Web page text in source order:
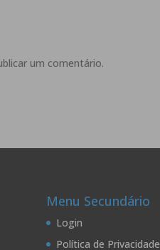
um comentário.
Menu Secundário
Login
Política de Privacidade